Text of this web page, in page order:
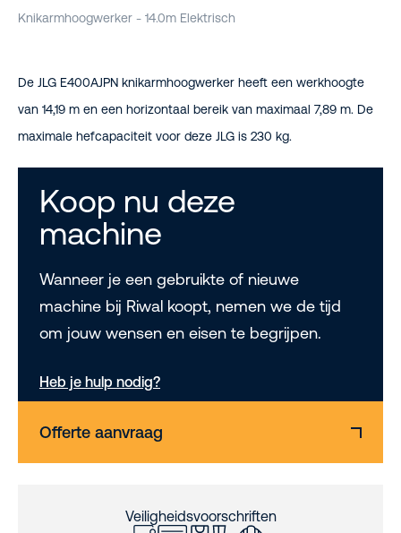
Knikarmhoogwerker - 14.0m Elektrisch
De JLG E400AJPN knikarmhoogwerker heeft een werkhoogte
van 14,19 m en een horizontaal bereik van maximaal 7,89 m. De
maximale hefcapaciteit voor deze JLG is 230 kg.
Koop nu deze
machine
Wanneer je een gebruikte of nieuwe
machine bij Riwal koopt, nemen we de tijd
om jouw wensen en eisen te begrijpen.
Heb je hulp nodig?
Offerte aanvraag
Veiligheidsvoorschriften